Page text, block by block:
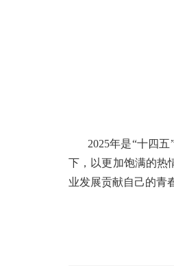
2025年是“十四
下，以更加饱满的热
业发展贡献自己的青